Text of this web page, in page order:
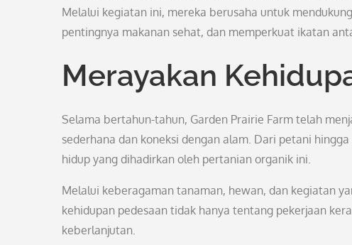
Melalui kegiatan ini, mereka berusaha untuk
pentingnya makanan sehat, dan memperkuat ikatan
Merayakan
Selama bertahun-tahun, Garden Prairie Farm telah
sederhana dan koneksi dengan alam. Dari petani
hidup yang dihadirkan oleh pertanian organik ini.
Melalui keberagaman tanaman, hewan, dan kegiatan
kehidupan pedesaan tidak hanya tentang pekerjaan
keberlanjutan.